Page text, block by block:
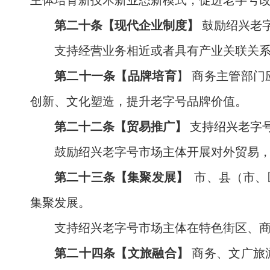
第二十条【现代企业制度】
鼓励绍兴老
支持经营业务相近或者具有产业关联关
第二十一条【品牌培育】 商务主管部门
创新、文化塑造，提升老字号品牌价值。
第二十二条【贸易推广】
支持绍兴老字
鼓励绍兴老字号市场主体开展对外贸易
第二十三条【集聚发展】
市、县（市
集聚发展。
支持绍兴老字号市场主体在特色街区、
第二十四条【文旅融合】
商务、文广旅